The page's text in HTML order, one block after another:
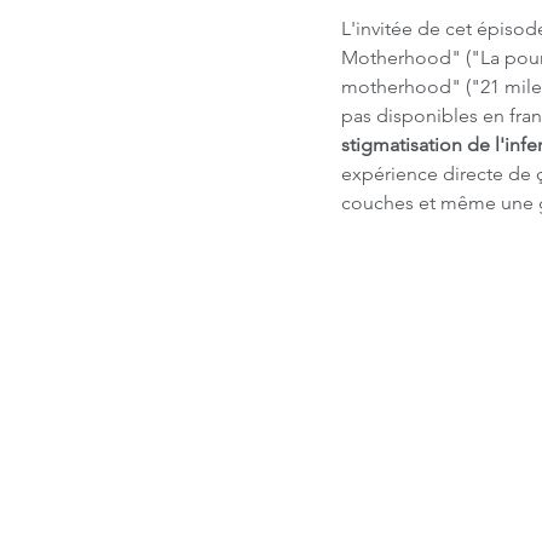
L'invitée de cet
Motherhood" ("La
motherhood" ("21
pas disponibles en
stigmatisation de
expérience directe de
couches et même une